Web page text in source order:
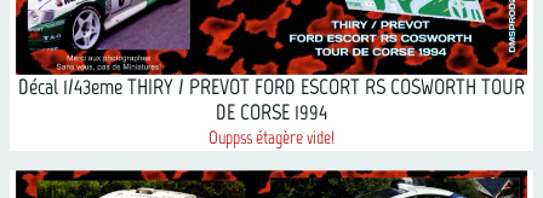
Décal 1/43eme THIRY / PREVOT FORD ESCORT RS COSWORTH TOUR
DE CORSE 1994
Ouppss étagère vide!